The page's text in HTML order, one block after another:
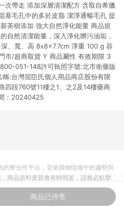
為App都將會造成追蹤中斷而
顯示之商品規格、顏色、價
符，以銷售網頁標示為準。
樂天回饋規定，逾期訂單將
樂天市場保有更改條款與法律
網站公告為準。
次帶走 添加深層清潔配方 含取自希臘
塞毛孔中的多於皮脂 潔淨通暢毛孔 提
茶樹添加 強大自然淨化能量 商品規
自然清潔能量，深入淨化髒污油垢，
、寬、高 8x8x7.7cm 淨重 100 g 容
市/超商取貨 Y 商品屬性 有效期限 3
051-148許可執照字號:北市衛藥販
稱:台灣屈臣氏個人用品商店股份有限
四段760號11樓之1、之2及14樓藥商
：20240425
商品已停售
的整合性平台，並依購物情報中的趨勢與
商品資料更新會有時間差，請務必點擊
購物條件，一切資訊以合作廠商網頁為